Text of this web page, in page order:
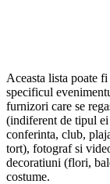
Aceasta lista poate
specificul
furnizori care se
(indiferent de tipul ei
conferinta, club,
tort), fotograf si
decoratiuni (flori,
costume.